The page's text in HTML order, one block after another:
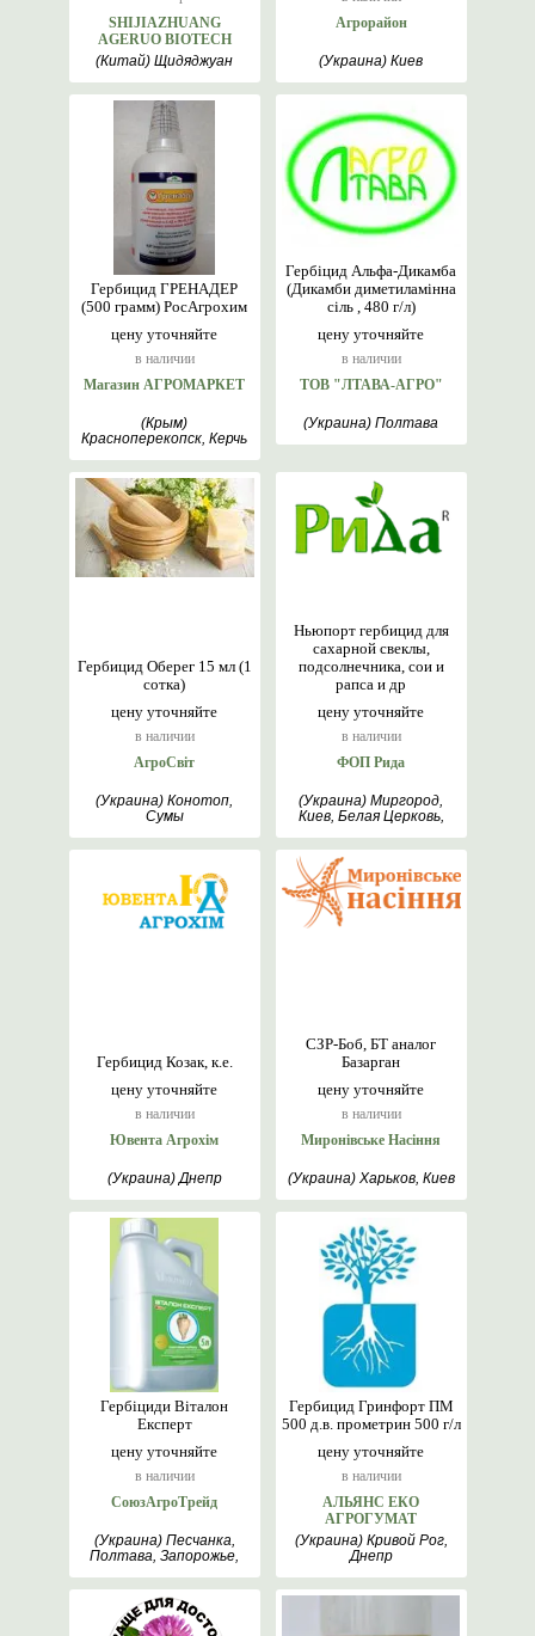
SHIJIAZHUANG
AGERUO BIOTECH
(Китай) Щидяджуан
Агрорайон
(Украина) Киев
цену уточняйте
в наличии
Гербицид ГРЕНАДЕР
(500 грамм) РосАгрохим
Магазин АГРОМАРКЕТ
(Крым)
Красноперекопск, Керчь
цену уточняйте
в наличии
Гербіцид Альфа-Дикамба
(Дикамби диметиламінна
сіль , 480 г/л)
ТОВ "ЛТАВА-АГРО"
(Украина) Полтава
цену уточняйте
в наличии
Гербицид Оберег 15 мл (1
сотка)
АгроСвіт
(Украина) Конотоп,
Сумы
цену уточняйте
в наличии
Ньюпорт гербицид для
сахарной свеклы,
подсолнечника, сои и
рапса и др
ФОП Рида
(Украина) Миргород,
Киев, Белая Церковь,
цену уточняйте
в наличии
Гербицид Козак, к.е.
Ювента Агрохім
(Украина) Днепр
цену уточняйте
в наличии
СЗР-Боб, БТ аналог
Базарган
Миронівське Насіння
(Украина) Харьков, Киев
цену уточняйте
в наличии
Гербіциди Віталон
Експерт
СоюзАгроТрейд
(Украина) Песчанка,
Полтава, Запорожье,
цену уточняйте
в наличии
Гербицид Гринфорт ПМ
500 д.в. прометрин 500 г/л
АЛЬЯНС ЕКО
АГРОГУМАТ
(Украина) Кривой Рог,
Днепр